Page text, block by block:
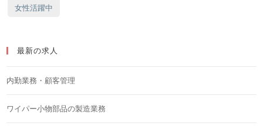
女性活躍中
最新の求人
内勤業務・顧客管理
ワイパー小物部品の製造業務